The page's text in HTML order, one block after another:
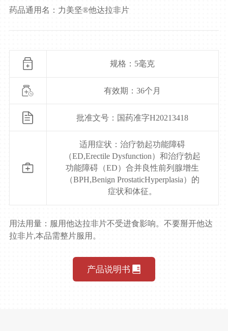
药品通用名：力美坚®他达拉非片
规格：5毫克
有效期：36个月
批准文号：国药准字H20213418
适用症状：治疗勃起功能障碍
（ED,Erectile Dysfunction）和治疗勃起
功能障碍（ED）合并良性前列腺增生
（BPH,Benign ProstaticHyperplasia）的
症状和体征。
用法用量：服用他达拉非片不受进食影响。不要掰开他达
拉非片,本品需整片服用。
产品说明书